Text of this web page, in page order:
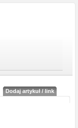
Dodaj artykuł / link